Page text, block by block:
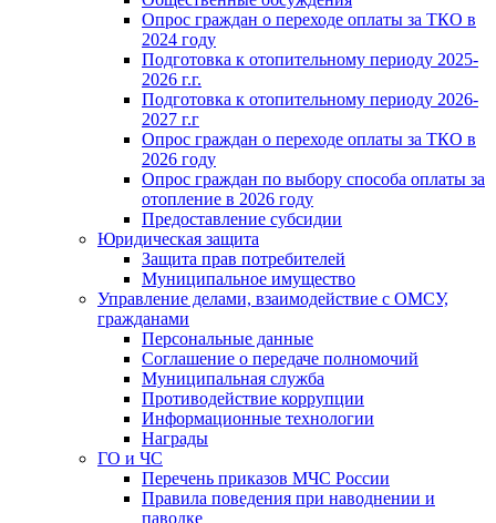
Опрос граждан о переходе оплаты за ТКО в
2024 году
Подготовка к отопительному периоду 2025-
2026 г.г.
Подготовка к отопительному периоду 2026-
2027 г.г
Опрос граждан о переходе оплаты за ТКО в
2026 году
Опрос граждан по выбору способа оплаты за
отопление в 2026 году
Предоставление субсидии
Юридическая защита
Защита прав потребителей
Муниципальное имущество
Управление делами, взаимодействие с ОМСУ,
гражданами
Персональные данные
Соглашение о передаче полномочий
Муниципальная служба
Противодействие коррупции
Информационные технологии
Награды
ГО и ЧС
Перечень приказов МЧС России
Правила поведения при наводнении и
паводке